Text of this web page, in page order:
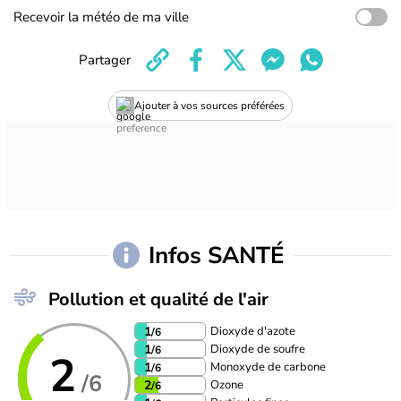
Recevoir la météo de ma ville
Ajouter à vos sources préférées
Partager
Infos SANTÉ
Pollution et qualité de l'air
2 /6
1/6 Dioxyde d'azote
1/6 Dioxyde de soufre
1/6 Monoxyde de carbone
2/6 Ozone